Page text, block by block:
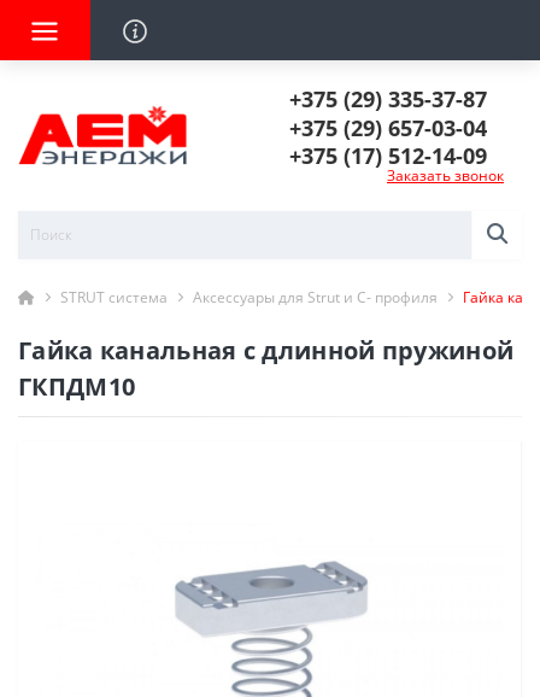
+375 (29) 335-37-87
+375 (29) 657-03-04
+375 (17) 512-14-09
Заказать звонок
STRUT система Аксессуары для Strut и C- профиля Гайка
Гайка канальная с длинной пружиной
ГКПДМ10